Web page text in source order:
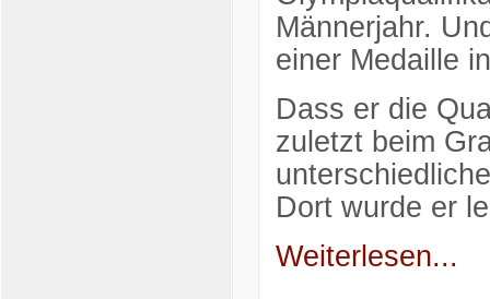
Männerjahr.
einer Medaille
Dass er die
zuletzt beim
Dort wurde er
Weiterlesen...